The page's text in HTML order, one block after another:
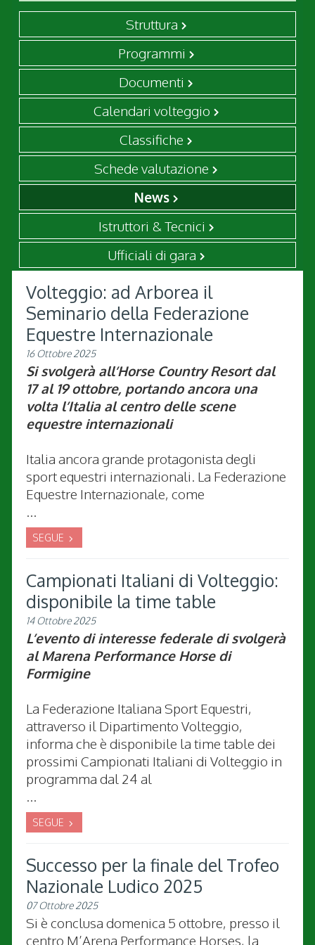
Struttura
Programmi
Documenti
Calendari volteggio
Classifiche
Schede valutazione
News
Istruttori & Tecnici
Ufficiali di gara
Volteggio: ad Arborea il
Seminario della Federazione
Equestre Internazionale
16 Ottobre 2025
Si svolgerà all’Horse Country Resort dal
17 al 19 ottobre, portando ancora una
volta l’Italia al centro delle scene
equestre internazionali
Italia ancora grande protagonista degli
sport equestri internazionali. La Federazione
Equestre Internazionale, come
...
SEGUE
Campionati Italiani di Volteggio:
disponibile la time table
14 Ottobre 2025
L’evento di interesse federale di svolgerà
al Marena Performance Horse di
Formigine
La Federazione Italiana Sport Equestri,
attraverso il Dipartimento Volteggio,
informa che è disponibile la time table dei
prossimi Campionati Italiani di Volteggio in
programma dal 24 al
...
SEGUE
Successo per la finale del Trofeo
Nazionale Ludico 2025
07 Ottobre 2025
Si è conclusa domenica 5 ottobre, presso il
centro M’Arena Performance Horses, la